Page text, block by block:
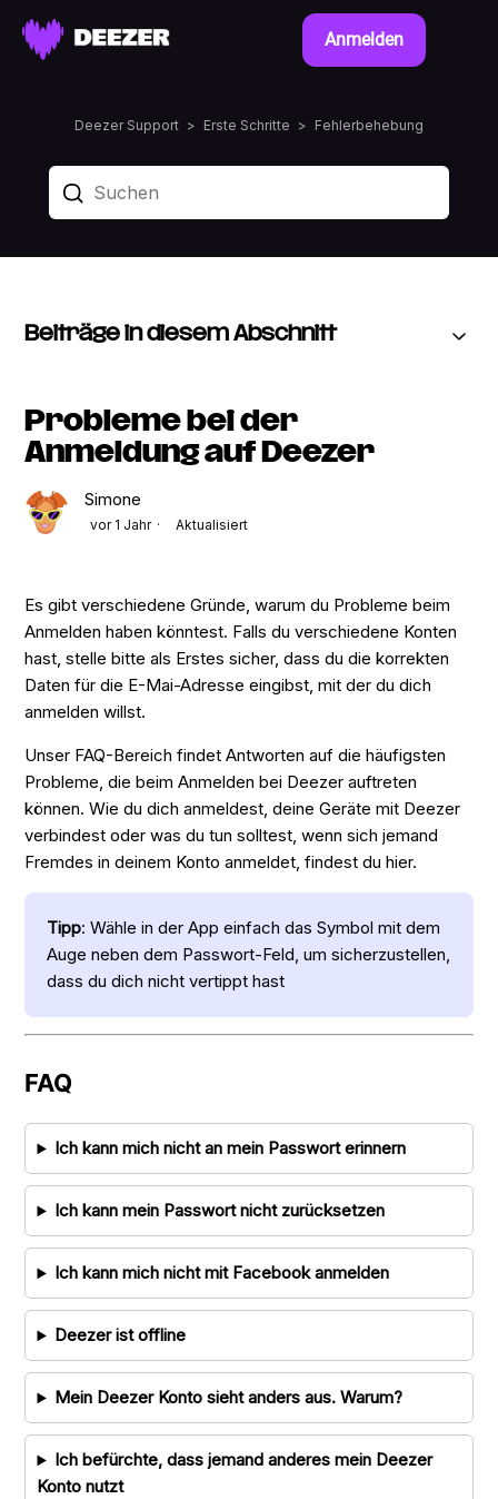
Anmelden
Deezer Support Erste Schritte Fehlerbehebung
Beiträge in diesem Abschnitt
Probleme bei der
Anmeldung auf Deezer
Simone
vor 1 Jahr Aktualisiert
Es gibt verschiedene Gründe, warum du Probleme beim
Anmelden haben könntest. Falls du verschiedene Konten
hast, stelle bitte als Erstes sicher, dass du die korrekten
Daten für die E-Mai-Adresse eingibst, mit der du dich
anmelden willst.
Unser FAQ-Bereich findet Antworten auf die häufigsten
Probleme, die beim Anmelden bei Deezer auftreten
können. Wie du dich anmeldest, deine Geräte mit Deezer
verbindest oder was du tun solltest, wenn sich jemand
Fremdes in deinem Konto anmeldet, findest du hier.
Tipp: Wähle in der App einfach das Symbol mit dem
Auge neben dem Passwort-Feld, um sicherzustellen,
dass du dich nicht vertippt hast
FAQ
Ich kann mich nicht an mein Passwort erinnern
Ich kann mein Passwort nicht zurücksetzen
Ich kann mich nicht mit Facebook anmelden
Deezer ist offline
Mein Deezer Konto sieht anders aus. Warum?
Ich befürchte, dass jemand anderes mein Deezer
Konto nutzt